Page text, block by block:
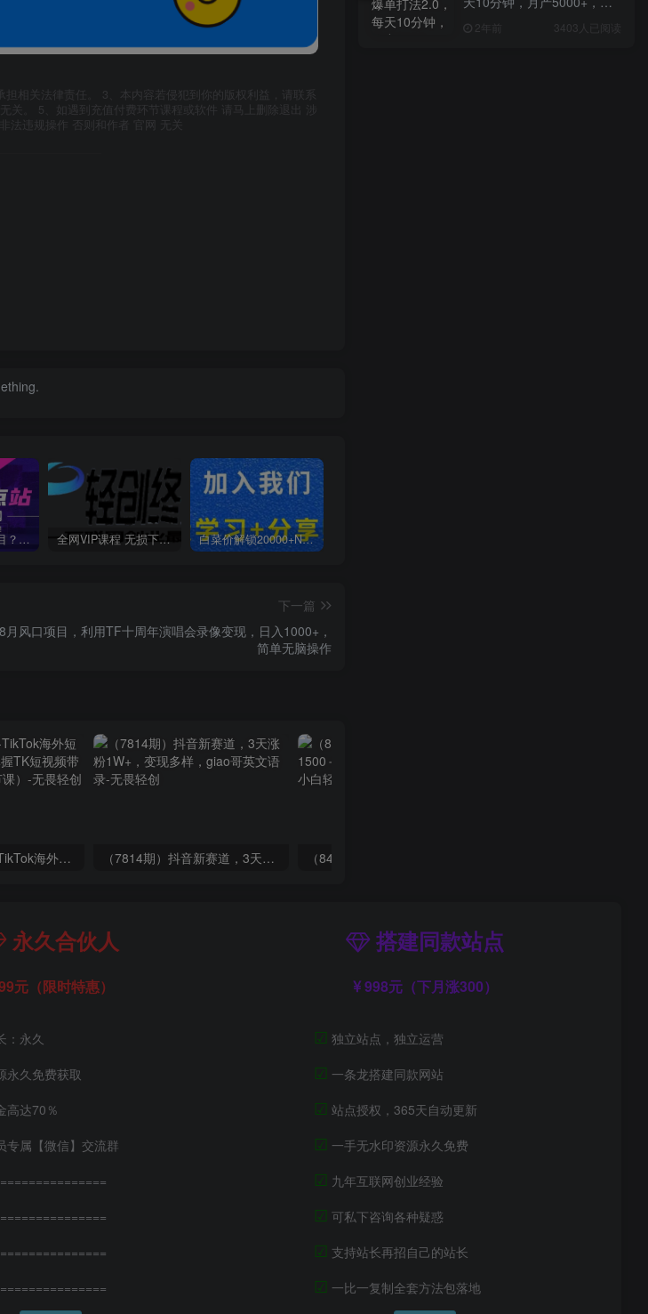
相关法律责任。 3、本内容若侵犯到你的版权利益，请联系
关。 5、如遇到充值付费环节课程或软件 请马上删除退出 涉
法违规操作 否则和作者 官网 无关
你还在到处找项目？还在当韭菜？我靠卖项目一个月收入5万+，曾经我也是个失败者。 全网VIP课程 无损下载~ 白菜价解锁20000+N个赚钱机会，加入无畏轻创会员，全站资源免费学习。
下一篇
8月风口项目，利用TF十周年演唱会录像变现，日入1000+，
简单无脑操作
（6890期）2023-TikTok海外短视频带货特训营，掌握TK短视频带货变现全流程（60节课） （7814期）抖音新赛道，3天涨粉1W+，变现多样，giao哥英文语录
2年前 3403人已阅读
永久合伙人
元（限时特惠）
：永久
永久免费获取
高达70％
专属【微信】交流群
搭建同款站点
998元（下月涨300）
☑ 独立站点，独立运营
☑ 一条龙搭建同款网站
☑ 站点授权，365天自动更新
☑ 一手无水印资源永久免费
☑ 九年互联网创业经验
☑ 可私下咨询各种疑惑
☑ 支持站长再招自己的站长
☑ 一比一复制全套方法包落地